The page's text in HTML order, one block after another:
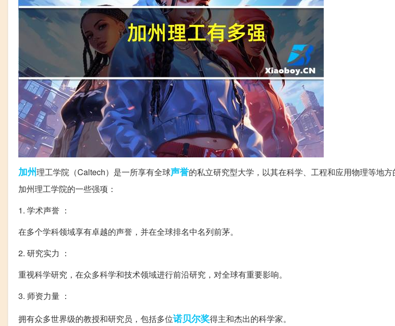
加州理工学院（Caltech）是一所享有全球声誉的私立研究型大学，以其在科学、工程和应用物理等地
加州理工学院的一些强项：
1. 学术声誉 ：
在多个学科领域享有卓越的声誉，并在全球排名中名列前茅。
2. 研究实力 ：
重视科学研究，在众多科学和技术领域进行前沿研究，对全球有重要影响。
3. 师资力量 ：
拥有众多世界级的教授和研究员，包括多位诺贝尔奖得主和杰出的科学家。